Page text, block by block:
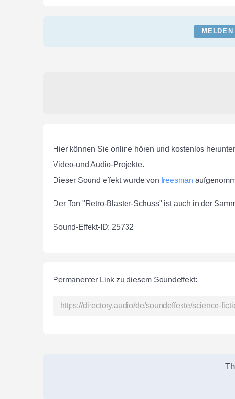
Hier können Sie online hören und kostenlos
Video-und Audio-Projekte.
Dieser Sound effekt wurde von freesman
Der Ton "Retro-Blaster-Schuss" ist auch in der
Sound-Effekt-ID: 25732
Permanenter Link zu diesem Soundeffekt: